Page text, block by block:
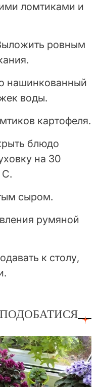
ломтиками и
ровным
нашинкованный
воды.
картофеля.
блюдо
на 30
С.
сыром.
румяной
к столу,